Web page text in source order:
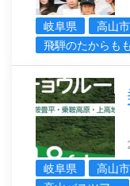
岐阜県 高山市
飛騨のたからもも
岐阜県
高山市